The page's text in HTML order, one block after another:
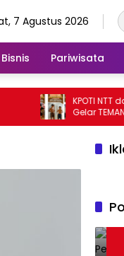
7 Agustus 2026
Bisnis Pariwisata
KPOTI NTT
Gelar TEMAN
Hidupkan